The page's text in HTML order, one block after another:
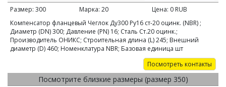
Размер: 300 Марка: 20 Цена: 0 RUB
Компенсатор фланцевый Чеглок Ду300 Ру16 ст-20 оцинк. (NBR) ;
Диаметр (DN) 300; Давление (PN) 16; Сталь Ст.20 оцинк.;
Производитель ОНИКС; Строительная длина (L) 245; Внешний
диаметр (D) 460; Номенклатура NBR; Базовая единица шт
Посмотреть контакты
Посмотрите близкие размеры (размер 350)